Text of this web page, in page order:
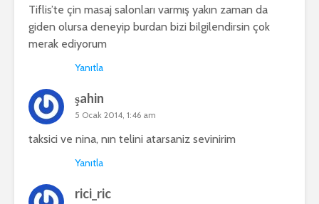
Tiflis’te çin masaj salonları varmış yakın zaman da
giden olursa deneyip burdan bizi bilgilendirsin çok
merak ediyorum
Yanıtla
şahin
5 Ocak 2014, 1:46 am
taksici ve nina, nın telini atarsaniz sevinirim
Yanıtla
rici_ric